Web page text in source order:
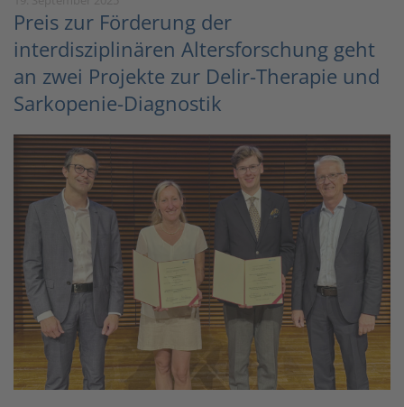
Preis zur Förderung der
interdisziplinären Altersforschung geht
an zwei Projekte zur Delir-Therapie und
Sarkopenie-Diagnostik